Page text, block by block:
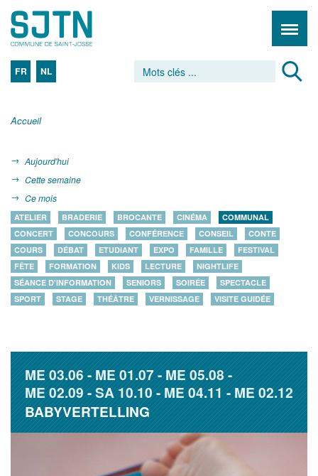
FR NL
Accueil
Aujourd'hui
Cette semaine
Ce mois
ATELIER BRADERIE BROCANTE CINÉMA
COMMUNAL
CONCERT
CONCOURS CONFÉRENCE CONSEIL
CONTE
COURS
DÉBAT ETUDIANT EXPO FAMILLE
FESTIVAL
FÊTE
FORMATION KIDS LECTURE
NIGHTLIFE
SÉANCE D'INFORMATION
SENIORS SOIRÉE
SPECTACLE
SPORT
STAGE THÉÂTRE VERNISSAGE VISITE GUIDÉE
ME03.06 ME01.07 ME05.08
ME02.09 SA10.10 ME04.11 ME02.12
BABYVERTELLING